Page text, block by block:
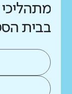
בבית